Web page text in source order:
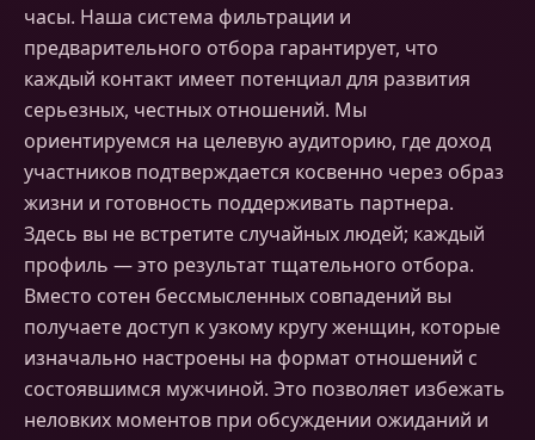
часы. Наша система фильтрации и
предварительного отбора гарантирует, что
каждый контакт имеет потенциал для развития
серьезных, честных отношений. Мы
ориентируемся на целевую аудиторию, где доход
участников подтверждается косвенно через образ
жизни и готовность поддерживать партнера.
Здесь вы не встретите случайных людей; каждый
профиль — это результат тщательного отбора.
Вместо сотен бессмысленных совпадений вы
получаете доступ к узкому кругу женщин, которые
изначально настроены на формат отношений с
состоявшимся мужчиной. Это позволяет избежать
неловких моментов при обсуждении ожиданий и